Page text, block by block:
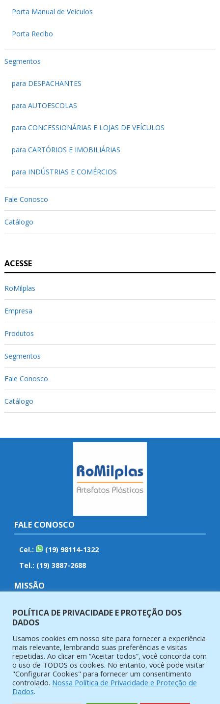
Porta Manual de Veículos
Porta Recibo
Segmentos
para DESPACHANTES
para AUTOESCOLAS
para CONCESSIONÁRIAS E LOJAS DE VEÍCULOS
para CARTÓRIOS E IMOBILIÁRIAS
para INDÚSTRIAS E COMÉRCIOS
Fale Conosco
Catálogo
ACESSE
RoMilplas
Empresa
Produtos
Segmentos
Fale Conosco
Catálogo
FALE CONOSCO
Cel.:
(19) 98114-1322
Tel.: (19) 3887-2688
MISSÃO
Fabricar e vender artefatos plásticos com qualidade,
eficiência, ética e responsabilidade em nossos produtos e
serviços.
PORTA DOCUMENTOS
Despachamos para todo BrasilCarteirinhas Plásticas
com rapidez e segurança através de transportadoras ou
via Sedex dos Correios.
POLÍTICA DE PRIVACIDADE E PROTEÇÃO DOS
DADOS
Usamos cookies em nosso site para fornecer a experiência
mais relevante, lembrando suas preferências e visitas
repetidas. Ao clicar em “Aceitar todos”, você concorda com
o uso de TODOS os cookies. No entanto, você pode visitar
"Configurar Cookies" para fornecer um consentimento
controlado. Nossa Política de Privacidade e Proteção de
Dados.